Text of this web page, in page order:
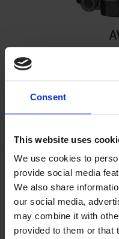
Consent
This website uses
We use cookies to
provide social media
We also share
our social media,
may combine it with
provided to them or that